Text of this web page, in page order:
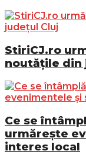
StiriCJ.ro
noutățile din
Ce se
urmărește
interes local